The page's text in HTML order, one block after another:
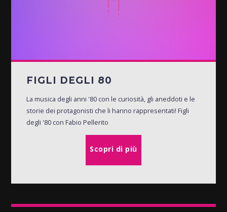
FIGLI DEGLI 80
La musica degli anni '80 con le curiosità, gli aneddoti e le
storie dei protagonisti che li hanno rappresentati! Figli
degli '80 con Fabio Pellerito
Scopri di più